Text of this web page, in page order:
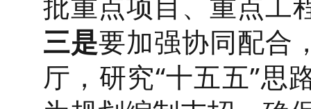
三是要加强协同配合
厅，研究“十五五”思